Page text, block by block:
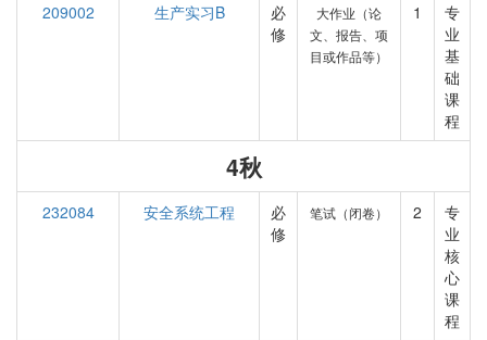
209002 生产实习B
必
修
大作业（论
文、报告、项
目或作品等）
1
专
业
基
础
课
程
4秋
232084 安全系统工程
必
修
笔试（闭卷） 2
专
业
核
心
课
程